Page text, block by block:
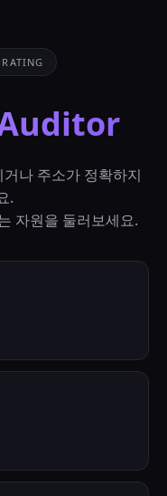
나 주소가 정확하지
.
자원을 둘러보세요.